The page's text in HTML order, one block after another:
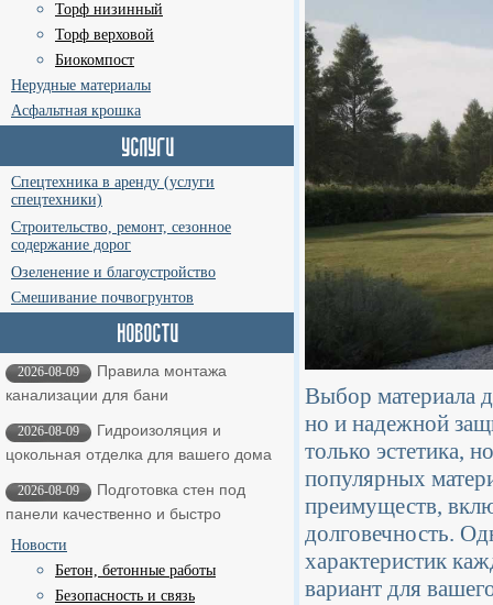
Торф низинный
Торф верховой
Биокомпост
Нерудные материалы
Асфальтная крошка
Спецтехника в аренду (услуги
спецтехники)
Строительство, ремонт, сезонное
содержание дорог
Озеленение и благоустройство
Смешивание почвогрунтов
2026-08-09
Правила монтажа
канализации для бани
2026-08-09
Гидроизоляция и
цокольная отделка для вашего дома
2026-08-09
Подготовка стен под
панели качественно и быстро
Новости
Бетон, бетонные работы
Безопасность и связь
Выбор материала
но и надежной
только эстетика,
популярных
преимуществ,
долговечность.
характеристик
вариант для